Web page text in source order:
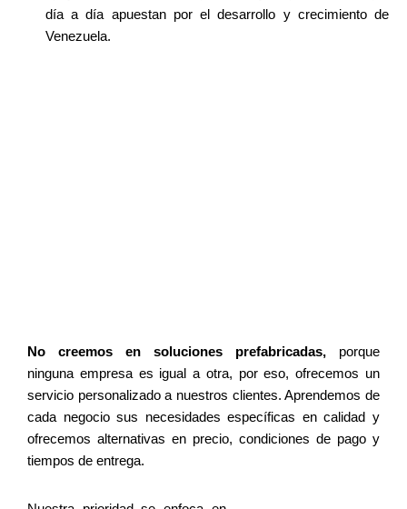
día a día apuestan por el desarrollo y crecimiento de
Venezuela.
No creemos en soluciones prefabricadas, porque
ninguna empresa es igual a otra, por eso, ofrecemos un
servicio personalizado a nuestros clientes. Aprendemos de
cada negocio sus necesidades específicas en calidad y
ofrecemos alternativas en precio, condiciones de pago y
tiempos de entrega.